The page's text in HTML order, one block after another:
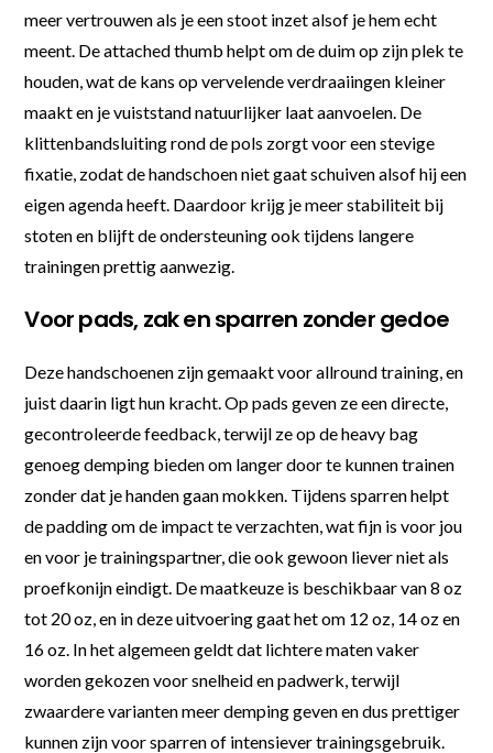
meer vertrouwen als je een stoot inzet alsof je hem echt
meent. De attached thumb helpt om de duim op zijn plek te
houden, wat de kans op vervelende verdraaiingen kleiner
maakt en je vuiststand natuurlijker laat aanvoelen. De
klittenbandsluiting rond de pols zorgt voor een stevige
fixatie, zodat de handschoen niet gaat schuiven alsof hij een
eigen agenda heeft. Daardoor krijg je meer stabiliteit bij
stoten en blijft de ondersteuning ook tijdens langere
trainingen prettig aanwezig.
Voor pads, zak en sparren zonder gedoe
Deze handschoenen zijn gemaakt voor allround training, en
juist daarin ligt hun kracht. Op pads geven ze een directe,
gecontroleerde feedback, terwijl ze op de heavy bag
genoeg demping bieden om langer door te kunnen trainen
zonder dat je handen gaan mokken. Tijdens sparren helpt
de padding om de impact te verzachten, wat fijn is voor jou
en voor je trainingspartner, die ook gewoon liever niet als
proefkonijn eindigt. De maatkeuze is beschikbaar van 8 oz
tot 20 oz, en in deze uitvoering gaat het om 12 oz, 14 oz en
16 oz. In het algemeen geldt dat lichtere maten vaker
worden gekozen voor snelheid en padwerk, terwijl
zwaardere varianten meer demping geven en dus prettiger
kunnen zijn voor sparren of intensiever trainingsgebruik.